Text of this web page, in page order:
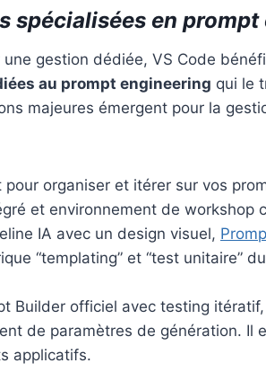
spécialisées en
gestion dédiée, VS Code
au prompt engineering qui le
majeures émergent pour la
pour organiser et itérer sur vos
et environnement de workshop
IA avec un design visuel,
“templating” et “test unitaire”
Builder officiel avec testing
de paramètres de génération. Il
applicatifs.